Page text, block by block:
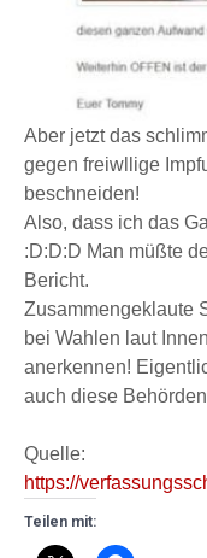
Aber jetzt das
gegen freiwllige
beschneiden!
Also, dass ich das
:D:D:D Man müßte
Bericht.
Zusammengeklaute
bei Wahlen laut
anerkennen!
auch diese
Quelle:
https://
Teilen mit: